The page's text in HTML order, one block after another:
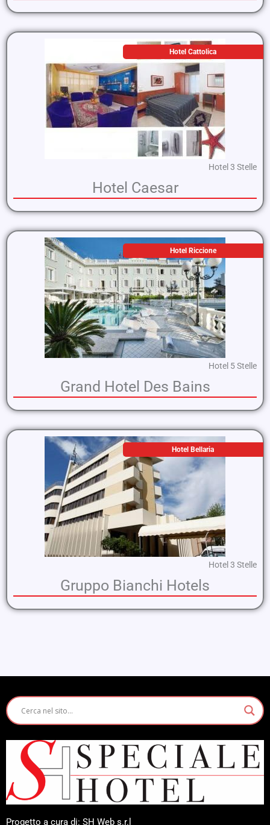
Hotel Cattolica
Hotel 3 Stelle
Hotel Caesar
Hotel Riccione
Hotel 5 Stelle
Grand Hotel Des Bains
Hotel Bellaria
Hotel 3 Stelle
Gruppo Bianchi Hotels
Progetto a cura di: SH Web s.r.l